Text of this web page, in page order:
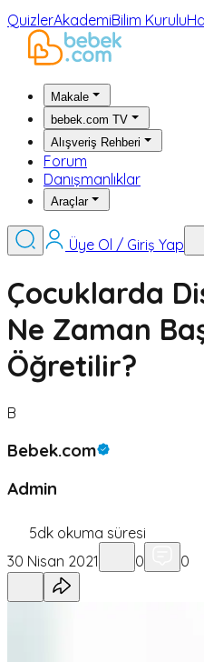
QuizlerAkademiBilim Kurulu
Makale
bebek.com TV
Alışveriş Rehberi
Forum
Danışmanlıklar
Araçlar
Üye Ol / Giriş Yap
Çocuklarda
Ne Zaman
Öğretilir?
B
Bebek.com
Admin
5dk okuma süresi
30 Nisan 2021
0 0